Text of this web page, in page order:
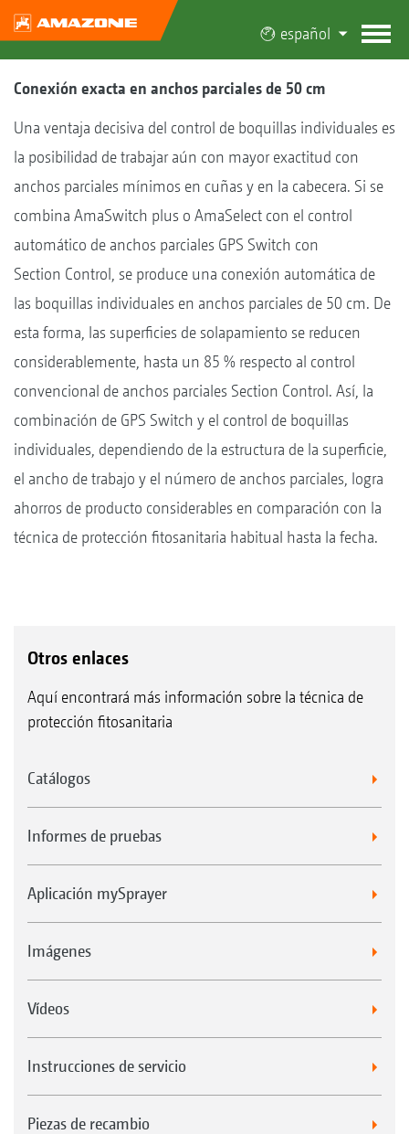
español
Conexión exacta en anchos parciales de 50 cm
Una ventaja decisiva del control de boquillas individuales es
la posibilidad de trabajar aún con mayor exactitud con
anchos parciales mínimos en cuñas y en la cabecera. Si se
combina AmaSwitch plus o AmaSelect con el control
automático de anchos parciales GPS Switch con
Section Control, se produce una conexión automática de
las boquillas individuales en anchos parciales de 50 cm. De
esta forma, las superficies de solapamiento se reducen
considerablemente, hasta un 85 % respecto al control
convencional de anchos parciales Section Control. Así, la
combinación de GPS Switch y el control de boquillas
individuales, dependiendo de la estructura de la superficie,
el ancho de trabajo y el número de anchos parciales, logra
ahorros de producto considerables en comparación con la
técnica de protección fitosanitaria habitual hasta la fecha.
Otros enlaces
Aquí encontrará más información sobre la técnica de
protección fitosanitaria
Catálogos
Informes de pruebas
Aplicación mySprayer
Imágenes
Vídeos
Instrucciones de servicio
Piezas de recambio